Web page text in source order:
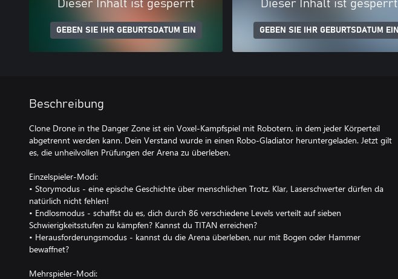
Dieser Inhalt ist gesperrt
GEBEN SIE IHR GEBURTSDATUM EIN
Dieser Inhalt ist gesperrt
GEBEN SIE IHR GEBURTSDATUM EIN
Beschreibung
Clone Drone in the Danger Zone ist ein Voxel-Kampfspiel mit Robotern, in dem jeder Körperteil
abgetrennt werden kann. Dein Verstand wurde in einen Robo-Gladiator heruntergeladen. Jetzt gilt
es, die unheilvollen Prüfungen der Arena zu überleben.
Einzelspieler-Modi:
• Storymodus - eine epische Geschichte über menschlichen Trotz. Klar, Laserschwerter dürfen da
natürlich nicht fehlen!
• Endlosmodus - schaffst du es, dich durch 86 verschiedene Levels verteilt auf sieben
Schwierigkeitsstufen zu kämpfen? Kannst du TITAN erreichen?
• Herausforderungsmodus - kannst du die Arena überleben, nur mit Bogen oder Hammer
bewaffnet?
Mehrspieler-Modi: